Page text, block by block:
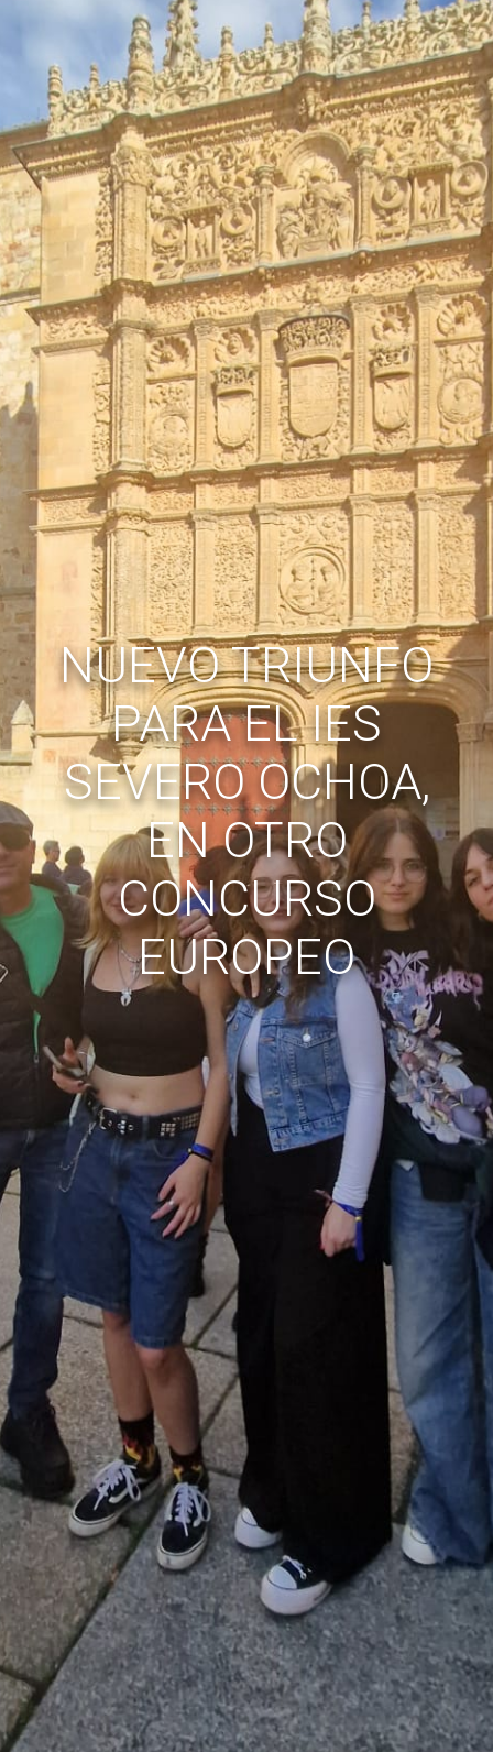
NUEVO TRIUNFO
PARA EL IES
SEVERO OCHOA,
EN OTRO
CONCURSO
EUROPEO